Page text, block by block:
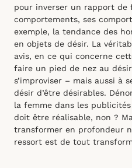
pour inverser un rapport de
comportements, ses
exemple, la tendance des
en objets de désir. La
avis, en ce qui concerne
faire un pied de nez au
s’improviser – mais aussi à
désir d’être désirables.
la femme dans les
doit être réalisable, non ?
transformer en profondeur
ressort est de tout